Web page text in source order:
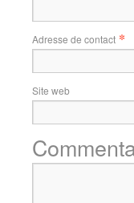
Adresse de contact *
Site web